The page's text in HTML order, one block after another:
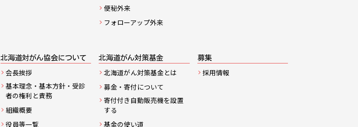
便秘外来
フォローアップ外来
北海道対がん協会について
会長挨拶
基本理念・基本方針・受診
者の権利と責務
組織概要
役員等一覧
北海道がん対策基金
北海道がん対策基金とは
募金・寄付について
寄付付き自動販売機を設置
する
基金の使い道
募集
採用情報